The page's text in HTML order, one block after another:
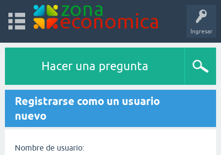
Ingresar
Hacer una pregunta
Registrarse como un usuario
nuevo
Nombre de usuario: